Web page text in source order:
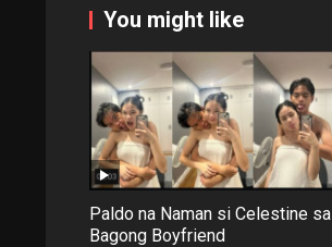
You might like
Paldo na Naman si Celestine sa
Bagong Boyfriend